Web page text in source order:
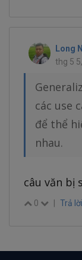
Long
thg 5
các use
để thể
nhau.
câu văn bị
0 Trả lời